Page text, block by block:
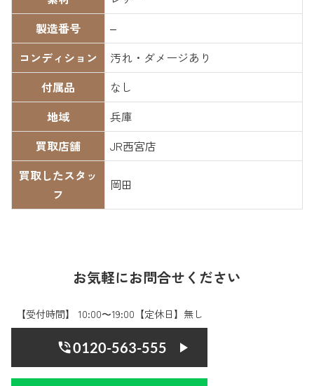
製造番号
–
コンディション
汚れ・ダメージあり
付属品
なし
地域
兵庫
買取店舗
JR西宮店
買取したスタッ
フ
岡田
お気軽にお問合せください
【受付時間】 10:00〜19:00【定休日】無し
0120-563-555